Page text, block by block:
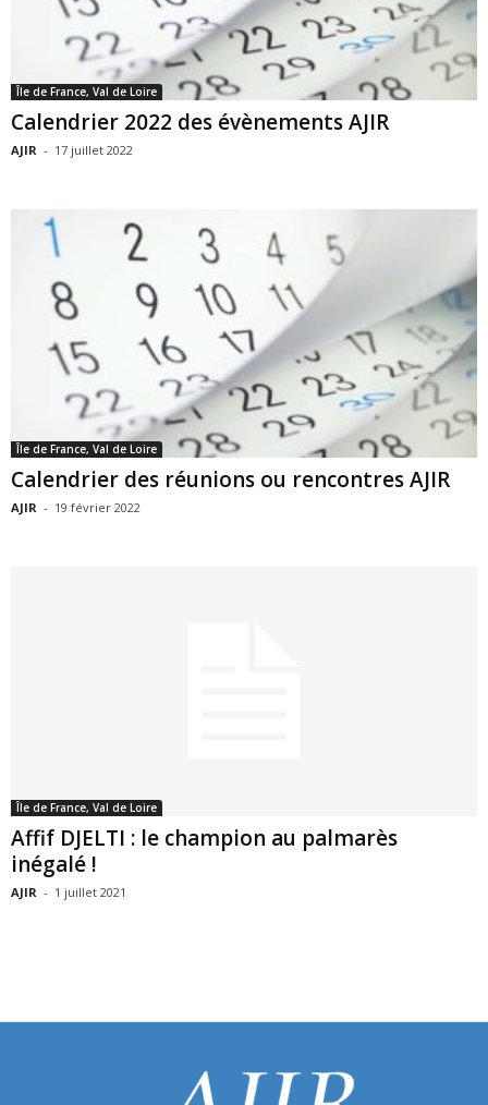
Île de France, Val de Loire
Calendrier 2022 des évènements AJIR
AJIR - 17 juillet 2022
Île de France, Val de Loire
Calendrier des réunions ou rencontres AJIR
AJIR - 19 février 2022
Île de France, Val de Loire
Affif DJELTI : le champion au palmarès
inégalé !
AJIR - 1 juillet 2021